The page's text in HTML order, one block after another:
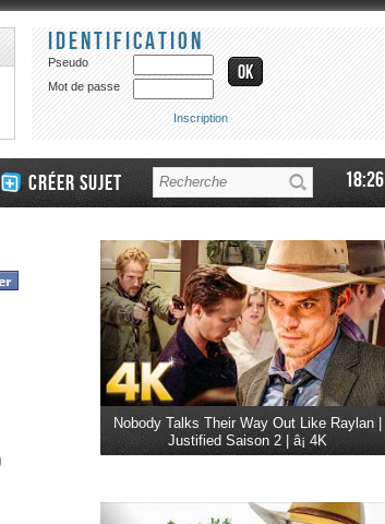
Identification
Pseudo
Mot de passe
Inscription
Créer sujet 18:26
Nobody Talks Their Way Out Like Raylan |
Justified Saison 2 | â¡ 4K